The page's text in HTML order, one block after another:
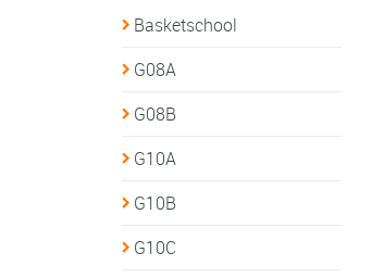
Basketschool
G08A
G08B
G10A
G10B
G10C